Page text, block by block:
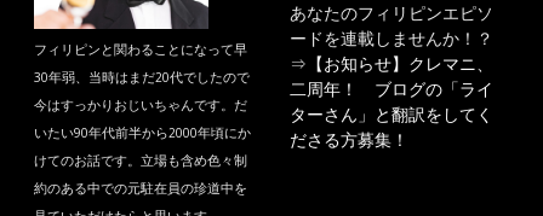
フィリピンと関わることになって早
30年弱、当時はまだ20代でしたので
今はすっかりおじいちゃんです。だ
いたい90年代前半から2000年頃にか
けてのお話です。立場も含め色々制
約のある中での元駐在員の珍道中を
あなたのフィリピンエピソ
ードを連載しませんか！？
⇒ 【お知らせ】クレマニ、
二周年！ ブログの「ライ
ターさん」と翻訳をしてく
ださる方募集！